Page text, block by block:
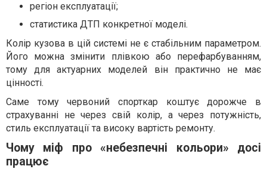
регіон експлуатації;
статистика ДТП конкретної моделі.
Колір кузова в цій системі не є стабільним параметром.
Його можна змінити плівкою або перефарбуванням,
тому для актуарних моделей він практично не має
цінності.
Саме тому червоний спорткар коштує дорожче в
страхуванні не через свій колір, а через потужність,
стиль експлуатації та високу вартість ремонту.
Чому міф про «небезпечні кольори» досі
працює